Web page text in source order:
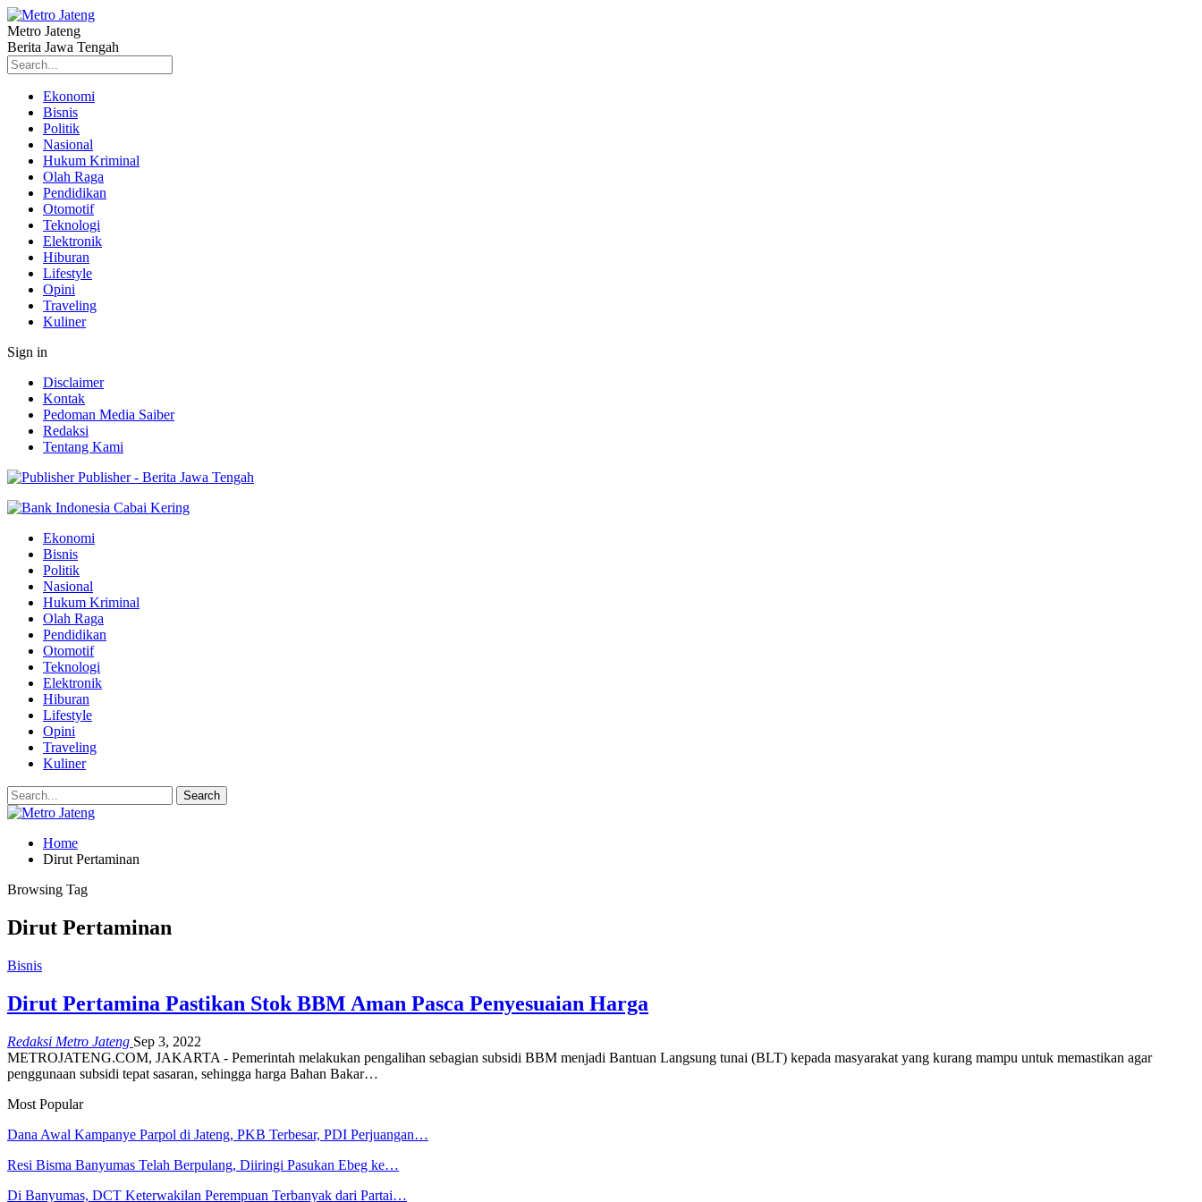
Metro Jateng
Berita Jawa Tengah
Ekonomi
Bisnis
Politik
Nasional
Hukum Kriminal
Olah Raga
Pendidikan
Otomotif
Teknologi
Elektronik
Hiburan
Lifestyle
Opini
Traveling
Kuliner
Sign in
Disclaimer
Kontak
Pedoman Media Saiber
Redaksi
Tentang Kami
Publisher - Berita Jawa Tengah
Ekonomi
Bisnis
Politik
Nasional
Hukum Kriminal
Olah Raga
Pendidikan
Otomotif
Teknologi
Elektronik
Hiburan
Lifestyle
Opini
Traveling
Kuliner
Home
Dirut Pertaminan
Browsing Tag
Dirut Pertaminan
Bisnis
Dirut Pertamina Pastikan Stok BBM Aman Pasca Penyesuaian Harga
Redaksi Metro Jateng Sep 3, 2022
METROJATENG.COM, JAKARTA - Pemerintah melakukan pengalihan sebagian subsidi BBM menjadi Bantuan Langsung tunai (BLT) kepada masyarakat yang kurang mampu untuk memastikan agar
penggunaan subsidi tepat sasaran, sehingga harga Bahan Bakar…
Most Popular
Dana Awal Kampanye Parpol di Jateng, PKB Terbesar, PDI Perjuangan…
Resi Bisma Banyumas Telah Berpulang, Diiringi Pasukan Ebeg ke…
Di Banyumas, DCT Keterwakilan Perempuan Terbanyak dari Partai…